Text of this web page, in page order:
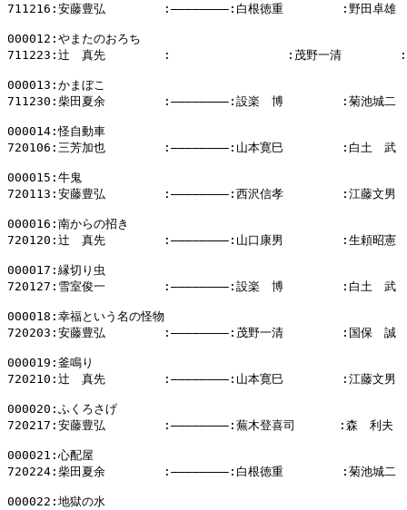
711216:安藤豊弘        :――――――――:白根徳重        :野田卓雄
000012:やまたのおろち
711223:辻　真先        :                :茂野一清        :大
000013:かまぼこ
711230:柴田夏余        :――――――――:設楽　博        :菊池城二
000014:怪自動車
720106:三芳加也        :――――――――:山本寛巳        :白土　武
000015:牛鬼
720113:安藤豊弘        :――――――――:西沢信孝        :江藤文男
000016:南からの招き
720120:辻　真先        :――――――――:山口康男        :生頼昭憲
000017:縁切り虫
720127:雪室俊一        :――――――――:設楽　博        :白土　武
000018:幸福という名の怪物
720203:安藤豊弘        :――――――――:茂野一清        :国保　誠
000019:釜鳴り
720210:辻　真先        :――――――――:山本寛巳        :江藤文男
000020:ふくろさげ
720217:安藤豊弘        :――――――――:蕪木登喜司      :森　利夫
000021:心配屋
720224:柴田夏余        :――――――――:白根徳重        :菊池城二
000022:地獄の水